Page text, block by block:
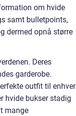
om hvide
samt bulletpoints,
dermed opnå større
Deres
garderobe.
outfit til enhver
hvide bukser stadig
mange